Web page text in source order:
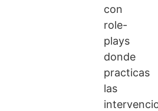
con
role-
plays
donde
practicas
las